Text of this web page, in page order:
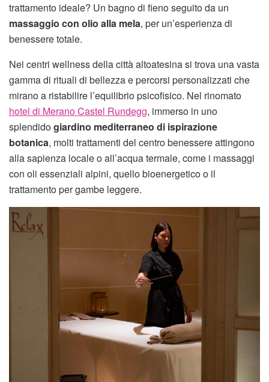
trattamento ideale? Un bagno di fieno seguito da un
massaggio con olio alla mela, per un’esperienza di
benessere totale.
Nei centri wellness della città altoatesina si trova una vasta
gamma di rituali di bellezza e percorsi personalizzati che
mirano a ristabilire l’equilibrio psicofisico. Nel rinomato
hotel di Merano Castel Rundegg, immerso in uno
splendidogiardino mediterraneo di ispirazione
botanica, molti trattamenti del centro benessere attingono
alla sapienza locale o all’acqua termale, come i massaggi
con oli essenziali alpini, quello bioenergetico o il
trattamento per gambe leggere.